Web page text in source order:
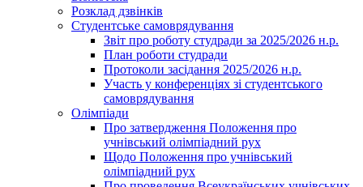
Розклад дзвінків
Студентське самоврядування
Звіт про роботу студради за 2025/2026 н.р.
План роботи студради
Протоколи засідання 2025/2026 н.р.
Участь у конференціях зі студентського
самоврядування
Олімпіади
Про затвердження Положення про
учнівський олімпіадний рух
Щодо Положення про учнівський
олімпіадний рух